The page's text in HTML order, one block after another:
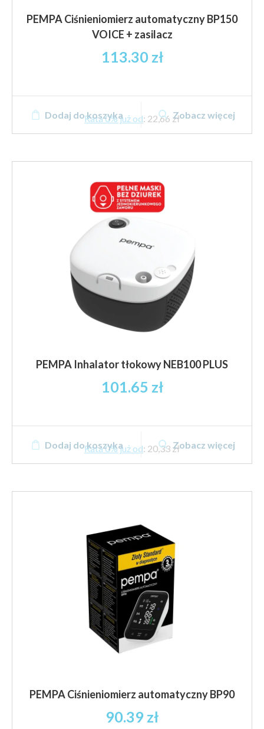
PEMPA Ciśnieniomierz automatyczny BP150
VOICE + zasilacz
113.30 zł
Rata 0% już od: 22,66 zł
Dodaj do koszyka Zobacz więcej
PEMPA Inhalator tłokowy NEB100 PLUS
101.65 zł
Rata 0% już od: 20,33 zł
Dodaj do koszyka Zobacz więcej
PEMPA Ciśnieniomierz automatyczny BP90
90.39 zł